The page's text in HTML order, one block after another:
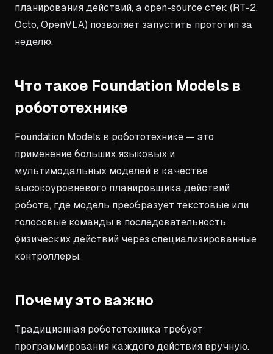
планирования действий, а open-source стек (RT-2,
Octo, OpenVLA) позволяет запустить прототип за
неделю.
Что такое Foundation Models в
робототехнике
Foundation Models в робототехнике — это
применение больших языковых и
мультимодальных моделей в качестве
высокоуровневого планировщика действий
робота, где модель преобразует текстовые или
голосовые команды в последовательность
физических действий через специализированные
контроллеры.
Почему это важно
Традиционная робототехника требует
программирования каждого действия вручную.